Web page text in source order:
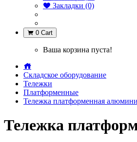
Закладки (0)
0 Cart
Ваша корзина пуста!
Складское оборудование
Тележки
Платформенные
Тележка платформенная
Тележка